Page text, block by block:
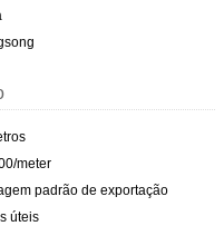
meter
padrão de exportação
úteis